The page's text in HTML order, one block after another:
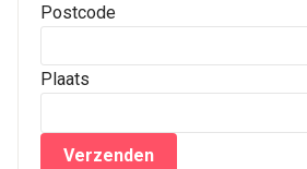
Postcode
Plaats